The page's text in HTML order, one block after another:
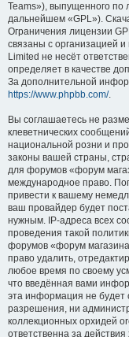
Teams»), выпущенного по
дальнейшем «GPL»).
Ограничения лицензии
связаны с организацией
Limited не несёт
определяет в качестве
За дополнительной
https://www.phpbb.com/.
Вы соглашаетесь не
клеветнических
национальной розни и
законы вашей страны,
для форумов «форум
международное право.
привести к вашему
ваш провайдер будет
нужным. IP-адреса всех
проведения такой
форумов «форум
право удалить,
любое время по своему
что введённая вами
эта информация не будет
разрешения, ни
коллекционных орхидей
ответственна за